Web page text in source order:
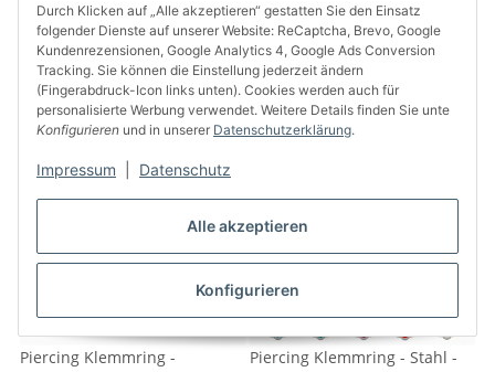
Alle akzeptieren
Konfigurieren
Durch Klicken auf „Alle akzeptieren“ gestatten Sie den Einsatz
folgender Dienste auf unserer Website: ReCaptcha, Brevo, Google
Kundenrezensionen, Google Analytics 4, Google Ads Conversion
Tracking. Sie können die Einstellung jederzeit ändern
(Fingerabdruck-Icon links unten). Cookies werden auch für
personalisierte Werbung verwendet. Weitere Details finden Sie unte
Konfigurieren und in unserer Datenschutzerklärung.
Impressum Datenschutz
Silber - Kurz - Bunt
8,95 €*
grün
7,95 €*
Piercing Klemmring -
Piercing Klemmring - Stahl -